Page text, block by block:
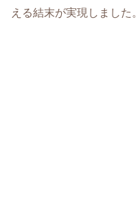
える結末が実現しました。